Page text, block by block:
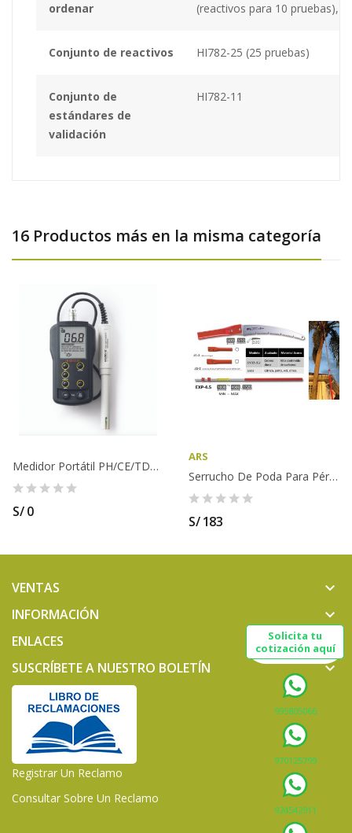
ordenar
(reactivos para 10 pruebas),
Conjunto de reactivos HI782-25 (25 pruebas)
Conjunto de
estándares de
validación
HI782-11
16 Productos más en la misma categoría
Medidor Portátil PH/CE/TDS/ Temperatura Hanna -...
S/ 0
ARS
Serrucho De Poda Para Pértiga ARS - UV - 32 JG-3
S/ 183
VENTAS keyboard_arrow_down
INFORMACIÓN keyboard_arrow_down
ENLACES keyboard_arrow_down
SUSCRÍBETE A NUESTRO BOLETÍN keyboard_arrow_down
Registrar Un Reclamo
Consultar Sobre Un Reclamo
Solicita tu
cotización aquí
995805066
970125799
924542911